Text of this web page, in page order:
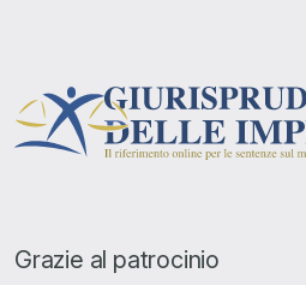
Grazie al patrocinio